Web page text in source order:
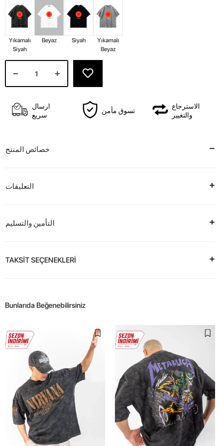
Yıkamalı
Siyah
Beyaz Siyah
Yıkamalı
Beyaz
ارسال
سريع
تسوق مأمن
الاسترجاع
والتغيير
خصائص المنتج
التعليقات
التأمين والتسليم
TAKSİT SEÇENEKLERİ
Bunlarıda Beğenebilirsiniz